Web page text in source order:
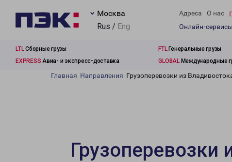
Москва
Rus / Eng
Адреса О нас
Онлайн-сервисы
LTLСборные грузы FTLГенеральные грузы
EXPRESS Авиа- и экспресс-доставка GLOBALМеждународные
Главная Направления Грузоперевозки из
Грузоперевозки